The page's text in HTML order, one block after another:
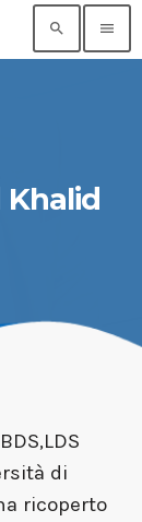
search menu
di
ricoperto